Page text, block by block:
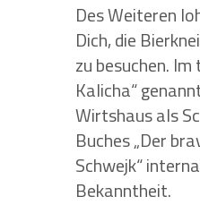
Des Weiteren
Dich, die
zu besuchen. Im
Kalicha“
Wirtshaus als
Buches „Der
Schwejk“
Bekanntheit.